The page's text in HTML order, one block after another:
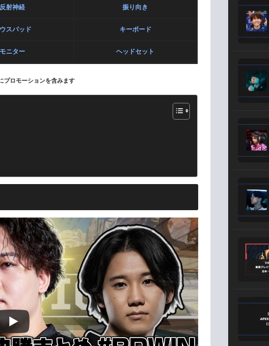
反射神経 振り向き
スパッド キーボード
モニター ヘッドセット
プロモーションを含みます